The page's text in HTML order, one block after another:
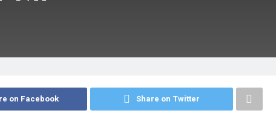
on Facebook Share on Twitter